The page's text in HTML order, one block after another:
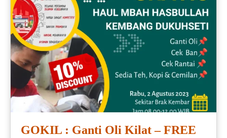
GOKIL : Ganti Oli Kilat – FREE